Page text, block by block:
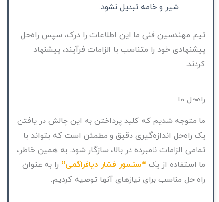
شیر و خامه تبدیل نشود.
تیم مهندسین فنی ما این اطلاعات را درک، سپس راه‌حل
پیشنهادی خود را متناسب با الزامات فرآیند، پیشنهاد
کردند.
راه‌حل ما
ما متوجه شدیم که کلید پرداختن به این چالش در یافتن
یک راه‌حل اندازه‌گیری دقیق و مطمئن است که بتواند با
تمامی الزامات نامبرده در بالا، سازگار شود. به همین خاطر،
ما استفاده از یک “سنسور فشار دیافراگمی” را به عنوان
راه حل مناسب برای نیازهای آنها توصیه کردیم.